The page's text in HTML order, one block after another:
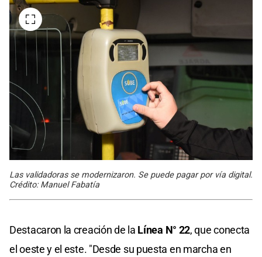
Las validadoras se modernizaron. Se puede pagar por vía digital.
Crédito: Manuel Fabatía
Destacaron la creación de la Línea N° 22, que conecta
el oeste y el este. "Desde su puesta en marcha en